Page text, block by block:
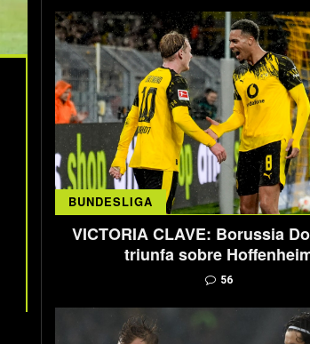
BUNDESLIGA
VICTORIA CLAVE: Borussia
triunfa sobre
56